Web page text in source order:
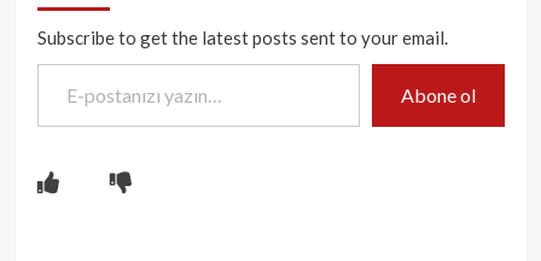
Subscribe to get the latest posts sent to your email.
E-postanızı yazın…
Abone ol